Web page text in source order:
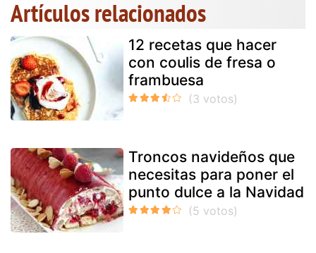
Artículos relacionados
12 recetas que hacer
con coulis de fresa o
frambuesa
Troncos navideños que
necesitas para poner el
punto dulce a la Navidad